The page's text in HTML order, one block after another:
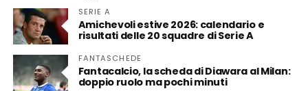
SERIE A
Amichevoli estive 2026: calendario e
risultati delle 20 squadre di Serie A
FANTASCHEDE
Fantacalcio, la scheda di Diawara al Milan:
doppio ruolo ma pochi minuti